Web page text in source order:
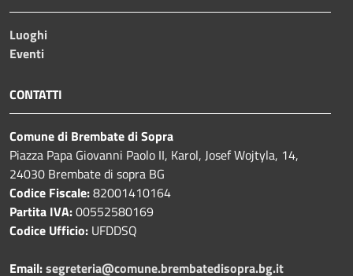
Luoghi
Eventi
CONTATTI
Comune di Brembate di Sopra
Piazza Papa Giovanni Paolo II, Karol, Josef Wojtyla, 14,
24030 Brembate di sopra BG
Codice Fiscale:82001410164
Partita IVA:00552580169
Codice Ufficio: UFDDSQ
Email:segreteria@comune.brembatedisopra.bg.it